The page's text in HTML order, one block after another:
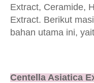
Extract, Ceramide,
Extract. Berikut
bahan utama ini,
Centella Asiatica